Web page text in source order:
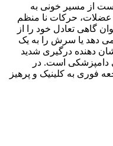
از مسیر خونی به
حرکات نا منظم
گاهی تعادل خود را از
دهد یا سرش را به یک
دهنده درگیری شدید
دامپزشکی است. در
فوری به کلینیک و پرهیز